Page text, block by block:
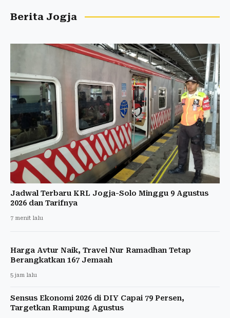
Berita Jogja
Jadwal Terbaru KRL Jogja-Solo Minggu 9 Agustus
2026 dan Tarifnya
7 menit lalu
Harga Avtur Naik, Travel Nur Ramadhan Tetap
Berangkatkan 167 Jemaah
5 jam lalu
Sensus Ekonomi 2026 di DIY Capai 79 Persen,
Targetkan Rampung Agustus